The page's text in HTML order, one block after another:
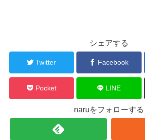
シェアする
Twitter Facebook
Pocket LINE
naruをフォローする